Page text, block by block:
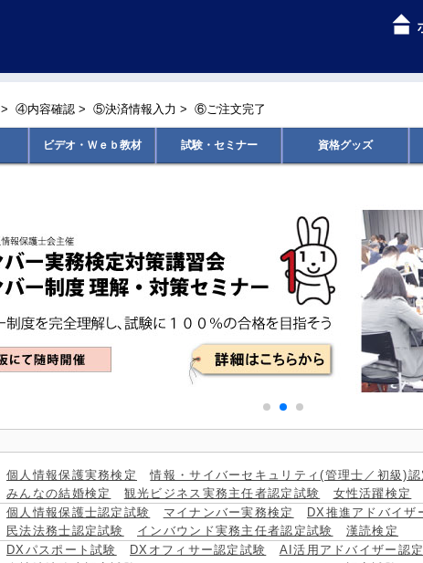
> ④内容確認 > ⑤決済情報入力 > ⑥ご注文完了
ビデオ・Ｗｅｂ教材 試験・セミナー 資格グッズ
個人情報保護実務検定 情報・サイバーセキュリティ(管理士／初級)
みんなの結婚検定
観光ビジネス実務主任者認定試験
女性活躍検定
個人情報保護士認定試験 マイナンバー実務検定 DX推進アドバイザ
民法法務士認定試験
インバウンド実務主任者認定試験
漢読検定
DXパスポート試験 DXオフィサー認定試験
AI活用アドバイザー認